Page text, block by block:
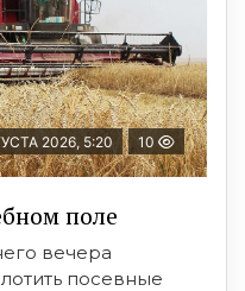
2026, 5:20 10
поле
вечера
посевные